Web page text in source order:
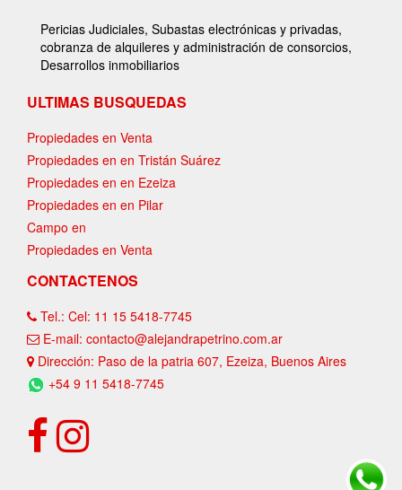
Pericias Judiciales, Subastas electrónicas y privadas,
cobranza de alquileres y administración de consorcios,
Desarrollos inmobiliarios
ULTIMAS BUSQUEDAS
Propiedades en Venta
Propiedades en en Tristán Suárez
Propiedades en en Ezeiza
Propiedades en en Pilar
Campo en
Propiedades en Venta
CONTACTENOS
Tel.: Cel: 11 15 5418-7745
E-mail: contacto@alejandrapetrino.com.ar
Dirección: Paso de la patria 607, Ezeiza, Buenos Aires
+54 9 11 5418-7745